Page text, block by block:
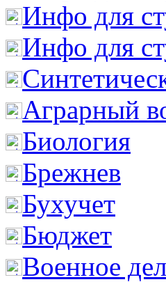
Инфо для
Инфо для
Аграрный
Биология
Брежнев
Бухучет
Бюджет
Военное